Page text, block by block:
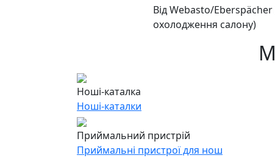
Від Webasto/
охолодження салону)
Ноші-каталка
Ноші-каталки
Приймальний пристрій
Приймальні пристрої для нош